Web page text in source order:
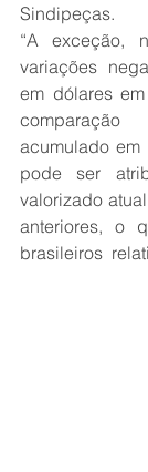
Sindipeças.
“A exceção,
variações
em dólares
acumulado em
pode ser
valorizado
anteriores, o
brasileiros